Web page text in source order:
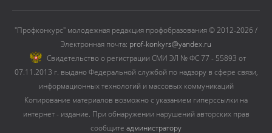
"Профконкурс" молодежная редакция профобразования © 2012-2026 /
Электронная почта: prof-konkyrs@yandex.ru
Cвидетельство о регистрации СМИ ЭЛ № ФС 77 - 55893 от
07.11.2013 г. выдано Федеральной службой по надзору в сфере связи,
информационных технологий и массовых коммуникаций
Копирование материалов возможно с указанием гиперссылки на
интернет - издание. При обнаружении нарушений авторских прав
сообщите администратору